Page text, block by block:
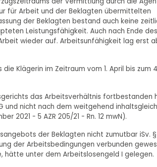
für Arbeit und der Beklagten übermittelten
der Beklagten bestand auch keine
Leistungsfähigkeit. Auch nach Ende des
wieder auf. Arbeitsunfähigkeit lag erst
Klägerin im Zeitraum vom 1. April bis zum
das Arbeitsverhältnis fortbestanden
und nicht nach dem weitgehend
2021 - 5 AZR 205/21 - Rn. 12 mwN).
der Beklagten nicht zumutbar iSv. §
der Arbeitsbedingungen verbunden
hätte unter dem Arbeitslosengeld I gelegen.